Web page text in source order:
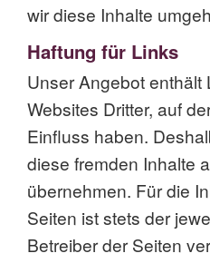
wir diese Inhalte
Haftung für Links
Unser Angebot enthält
Websites Dritter, auf
Einfluss haben.
diese fremden Inhalte
übernehmen. Für die
Seiten ist stets der
Betreiber der Seiten